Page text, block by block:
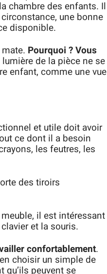
chambre des enfants. Il
une bonne
disponible.
Pourquoi ? Vous
lumière de la pièce ne se
enfant, comme une vue
et utile doit avoir
ce dont il a besoin
les feutres, les
des tiroirs
il est intéressant
et la souris.
confortablement.
choisir un simple de
peuvent se